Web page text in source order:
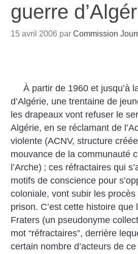
guerre
15 avril 2006 parCommission
À partir de 1960 et jusqu’à
d’Algérie, une trentaine de
les drapeaux vont refuser le
Algérie, en se réclamant de
violente (ACNV, structure
mouvance de la communauté
l’Arche) ; ces réfractaires qui
motifs de conscience pour
coloniale, vont subir les
prison. C’est cette histoire que
Fraters (un pseudonyme
mot “réfractaires”, derrière
certain nombre d’acteurs de